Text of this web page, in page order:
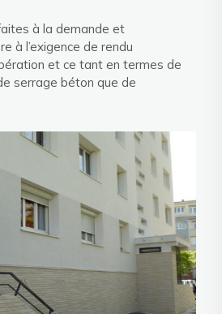
à la demande et
à l’exigence de rendu
et ce tant en termes de
serrage béton que de